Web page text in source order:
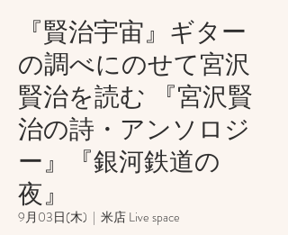
『賢治宇宙』ギター
の調べにのせて宮沢
賢治を読む 『宮沢賢
治の詩・アンソロジ
ー』『銀河鉄道の
夜』
9月03日(木)
  |
米店 Live space